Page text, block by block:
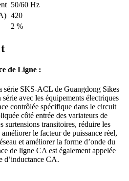
50/60 Hz
420
2 %
de Ligne :
série SKS-ACL de Guangdong Sikes
avec les équipements électriques
contrôlée spécifique dans le circuit
côté entrée des variateurs de
surtensions transitoires, réduire les
le facteur de puissance réel,
et améliorer la forme d’onde du
de ligne CA est également appelée
d’inductance CA.